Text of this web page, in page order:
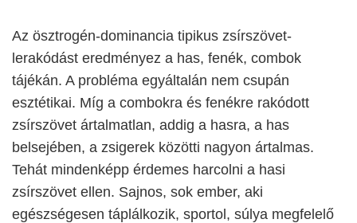
Az ösztrogén-dominancia tipikus zsírszövet-
lerakódást eredményez a has, fenék, combok
tájékán. A probléma egyáltalán nem csupán
esztétikai. Míg a combokra és fenékre rakódott
zsírszövet ártalmatlan, addig a hasra, a has
belsejében, a zsigerek közötti nagyon ártalmas.
Tehát mindenképp érdemes harcolni a hasi
zsírszövet ellen. Sajnos, sok ember, aki
egészségesen táplálkozik, sportol, súlya megfelelő